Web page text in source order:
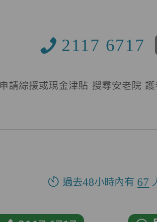
2117 6717
申請綜援或現金津貼 搜尋安老院
過去48小時內有 67